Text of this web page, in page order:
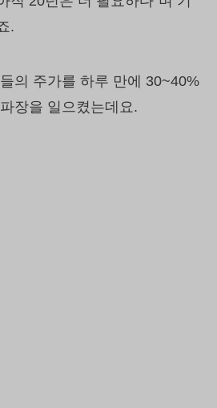
.
의 주가를 하루 만에 30~40%
장을 일으켰는데요.